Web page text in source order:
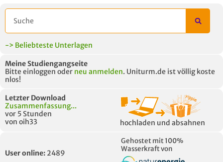
-> Beliebteste Unterlagen
Meine Studiengangseite
Bitte einloggen oder neu anmelden. Uniturm.de ist völlig koste
nlos!
Letzter Download
Zusammenfassung...
vor 5 Stunden
von oih33
hochladen und absahnen
User online: 2489
Gehostet mit 100%
Wasserkraft von